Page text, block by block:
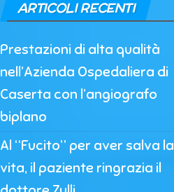
ARTICOLI RECENTI
Prestazioni di alta qualità
nell’Azienda Ospedaliera di
Caserta con l’angiografo
biplano
Al “Fucito” per aver salva la
vita, il paziente ringrazia il